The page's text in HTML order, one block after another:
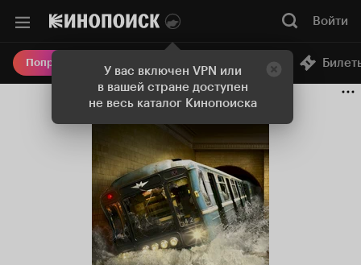
У вас включен VPN или
в вашей стране доступен
не весь каталог Кинопоиска
Войти
Попробовать Плюс Онлайн-кинотеатр